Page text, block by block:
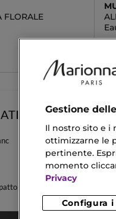
FLORALE
PER TE
Solare
Gestione
Il nostro sito e i
ottimizzarne le
pertinente.
momento
Privacy
Configura